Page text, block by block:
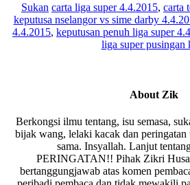
Sukan carta liga super 4.4.2015, carta
keputusa nselangor vs sime darby
4.4.2015, keputusan penuh liga super
liga super pusingan
About Zik
Berkongsi ilmu tentang, isu semasa,
bijak wang, lelaki kacak dan peringatan
sama. Insyallah. Lanjut
PERINGATAN!! Pihak Zikri
bertanggungjawab atas komen